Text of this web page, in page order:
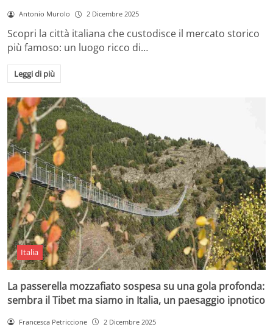
Antonio Murolo 2 Dicembre 2025
Scopri la città italiana che custodisce il mercato storico
più famoso: un luogo ricco di…
Leggi di più
Italia
La passerella mozzafiato sospesa su una gola profonda:
sembra il Tibet ma siamo in Italia, un paesaggio ipnotico
Francesca Petriccione 2 Dicembre 2025